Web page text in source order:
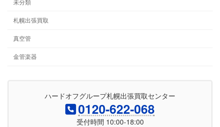
札幌出張買取
真空管
金管楽器
ハードオフグループ札幌出張買取センター
0120-622-068
受付時間 10:00-18:00